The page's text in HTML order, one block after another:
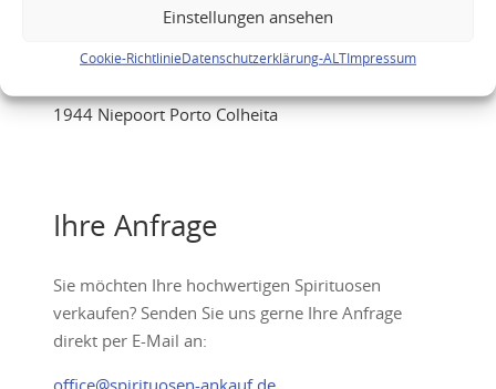
Einstellungen ansehen
Cookie-RichtlinieDatenschutzerklärung-ALTImpressum
1944 Niepoort Porto Colheita
Ihre Anfrage
Sie möchten Ihre hochwertigen Spirituosen
verkaufen? Senden Sie uns gerne Ihre Anfrage
direkt per E-Mail an:
office@spirituosen-ankauf.de